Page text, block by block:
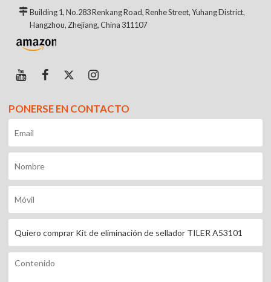
Building 1, No.283 Renkang Road, Renhe Street, Yuhang District,
Hangzhou, Zhejiang, China 311107
PONERSE EN CONTACTO